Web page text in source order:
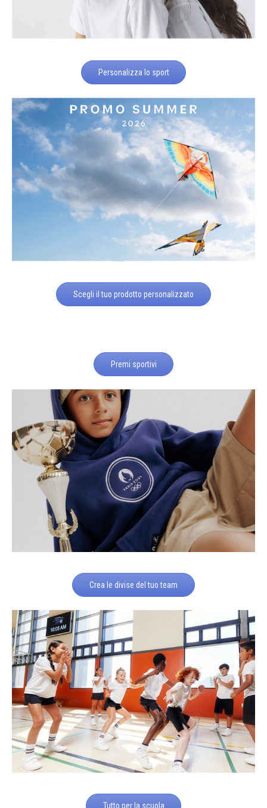
Personalizza lo sport
Scegli il tuo prodotto personalizzato
Premi sportivi
Crea le divise del tuo team
Tutto per la scuola